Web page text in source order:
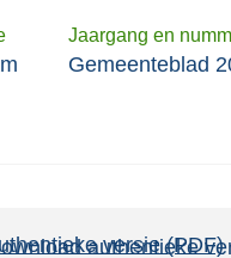
Jaargang en
Gemeenteblad
versie (PDF)